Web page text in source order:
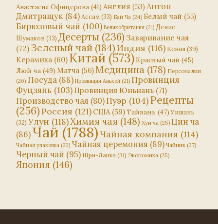
Анастасия Офицерова (41) Англия (53) Антон
Дмитращук (84) Ассам (33) Бай Ча (24) Белый чай (55)
Бирюзовый чай (100) Великобритания (21) Денис
Шумаков (33) Десерты (236) Заваривание чая
(72) Зеленый чай (184)Индия (116) Кения(39)
Керамика (60) Китай (573)Красный чай (45)
Люй ча (49) Матча (56) Медицина (178) Персоналии
(26) Посуда (88) Провинция Аньхой (21) Провинция
Фуцзянь (103) Провинция Юньнань (71)
Производство чая (80)Пуэр (104)Рецепты
(256)Россия (121) США (59)Тайвань (47) Уишань
(32) Улун (118)Химия чая (148) Хун ча (25) Цин ча
(86)Чай (1788)Чайная компания (114)
Чайная упаковка (22) Чайная церемония (89) Чайник (27)
Черный чай (95) Шри-Ланка (31) Экономика (25)
Япония (146)